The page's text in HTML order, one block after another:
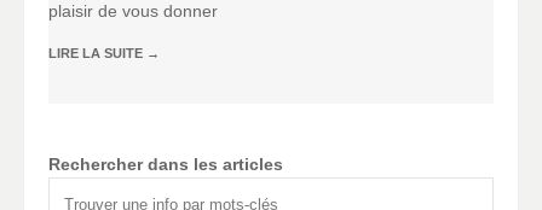
plaisir de vous donner
LIRE LA SUITE →
Rechercher dans les articles